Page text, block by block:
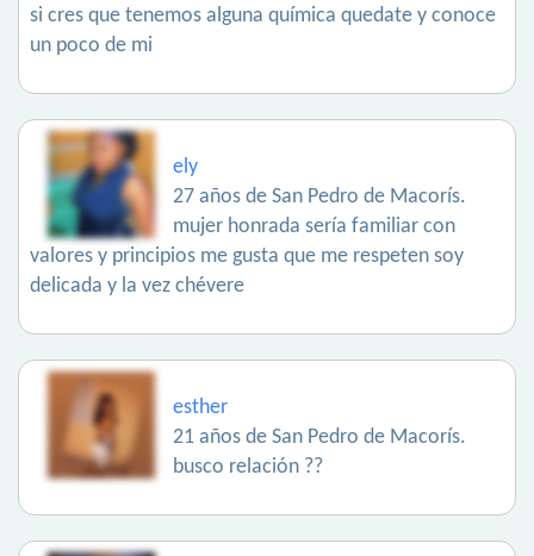
si cres que tenemos alguna química quedate y conoce
un poco de mi
ely
27 años de San Pedro de Macorís.
mujer honrada sería familiar con
valores y principios me gusta que me respeten soy
delicada y la vez chévere
esther
21 años de San Pedro de Macorís.
busco relación ??